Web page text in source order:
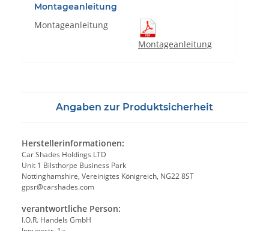
Montageanleitung
Montageanleitung
Montageanleitung
Angaben zur Produktsicherheit
Herstellerinformationen:
Car Shades Holdings LTD
Unit 1 Bilsthorpe Business Park
Nottinghamshire, Vereinigtes Königreich, NG22 8ST
gpsr@carshades.com
verantwortliche Person:
I.O.R. Handels GmbH